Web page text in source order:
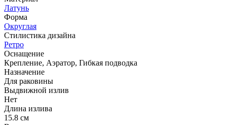
Латунь
Форма
Округлая
Стилистика дизайна
Ретро
Оснащение
Крепление, Аэратор, Гибкая подводка
Назначение
Для раковины
Выдвижной излив
Нет
Длина излива
15.8 см